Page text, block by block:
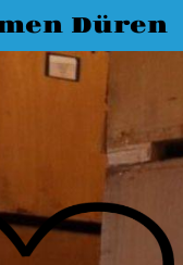
Düren